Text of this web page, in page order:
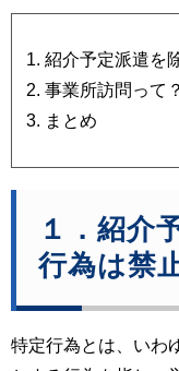
紹介予定派遣を
事業所訪問って
まとめ
１．紹介
行為は禁
特定行為とは、いわ